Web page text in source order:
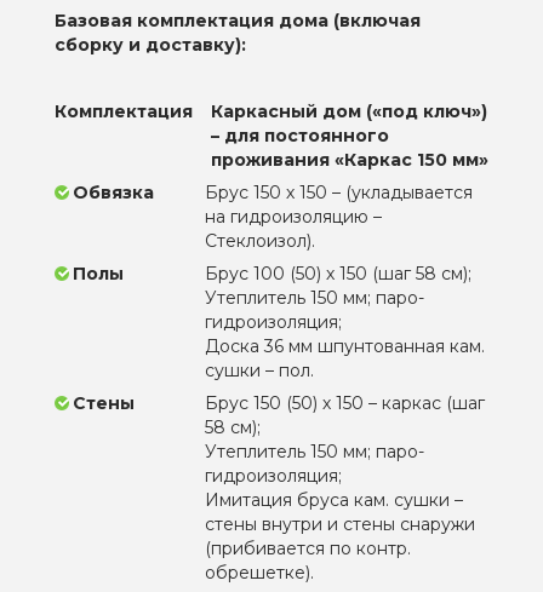
Базовая комплектация дома (включая
сборку и доставку):
Комплектация
Каркасный дом («под ключ»)
– для постоянного
проживания «Каркас 150 мм»
Обвязка
Брус 150 х 150 – (укладывается
на гидроизоляцию –
Стеклоизол).
Полы
Брус 100 (50) х 150 (шаг 58 см);
Утеплитель 150 мм; паро-
гидроизоляция;
Доска 36 мм шпунтованная кам.
сушки – пол.
Стены
Брус 150 (50) х 150 – каркас (шаг
58 см);
Утеплитель 150 мм; паро-
гидроизоляция;
Имитация бруса кам. сушки –
стены внутри и стены снаружи
(прибивается по контр.
обрешетке).